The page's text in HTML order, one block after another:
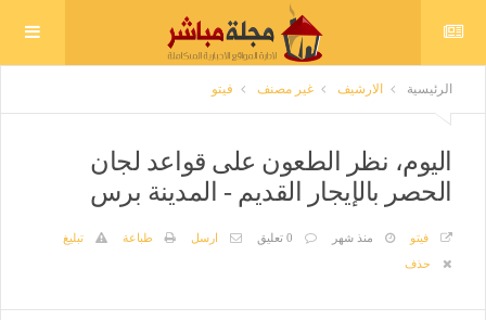
الرئيسية الارشيف غير مصنف فيتو
اليوم، نظر الطعون على قواعد لجان
الحصر بالإيجار القديم - المدينة برس
فيتو منذ شهر 0 تعليق ارسل طباعة
تبليغ
حذف